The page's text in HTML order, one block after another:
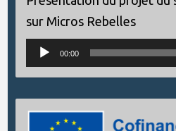
sur Micros Rebelles
Lecteur
00:00